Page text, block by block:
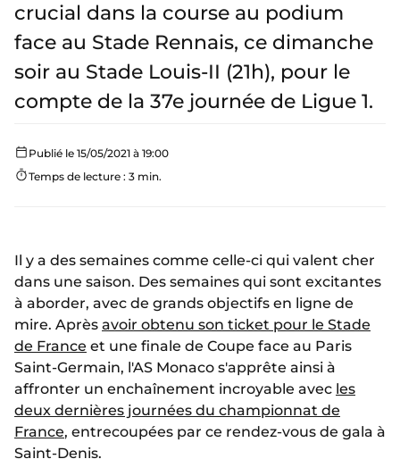
crucial dans la course au podium
face au Stade Rennais, ce dimanche
soir au Stade Louis-II (21h), pour le
compte de la 37e journée de Ligue 1.
Publié le 15/05/2021 à 19:00
Temps de lecture : 3 min.
Il y a des semaines comme celle-ci qui valent cher
dans une saison. Des semaines qui sont excitantes
à aborder, avec de grands objectifs en ligne de
mire. Après avoir obtenu son ticket pour le Stade
de France et une finale de Coupe face au Paris
Saint-Germain, l'AS Monaco s'apprête ainsi à
affronter un enchaînement incroyable avec les
deux dernières journées du championnat de
France, entrecoupées par ce rendez-vous de gala à
Saint-Denis.